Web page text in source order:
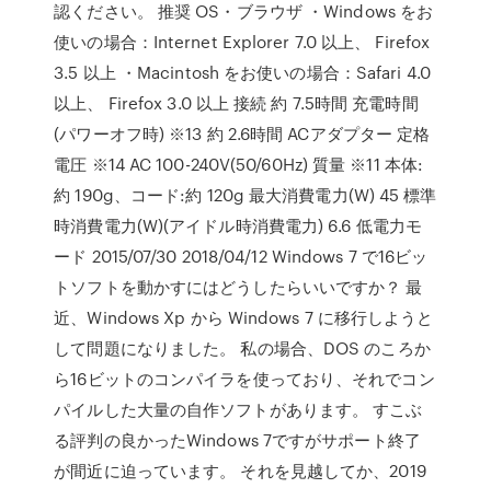
認ください。 推奨 OS・ブラウザ ・Windows をお
使いの場合：Internet Explorer 7.0 以上、 Firefox
3.5 以上 ・Macintosh をお使いの場合：Safari 4.0
以上、 Firefox 3.0 以上 接続 約 7.5時間 充電時間
(パワーオフ時) ※13 約 2.6時間 ACアダプター 定格
電圧 ※14 AC 100-240V(50/60Hz) 質量 ※11 本体:
約 190g、コード:約 120g 最大消費電力(W) 45 標準
時消費電力(W)(アイドル時消費電力) 6.6 低電力モ
ード 2015/07/30 2018/04/12 Windows 7 で16ビッ
トソフトを動かすにはどうしたらいいですか？ 最
近、Windows Xp から Windows 7 に移行しようと
して問題になりました。 私の場合、DOS のころか
ら16ビットのコンパイラを使っており、それでコン
パイルした大量の自作ソフトがあります。 すこぶ
る評判の良かったWindows 7ですがサポート終了
が間近に迫っています。 それを見越してか、2019